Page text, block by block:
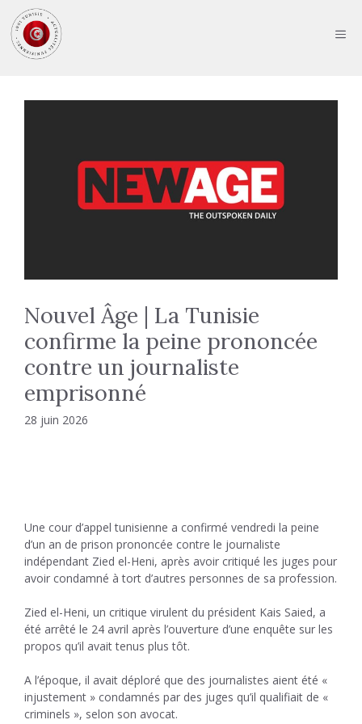
au
contenu
Nouvel Âge | La Tunisie
confirme la peine prononcée
contre un journaliste
emprisonné
28 juin 2026
Une cour d’appel tunisienne a confirmé vendredi la peine
d’un an de prison prononcée contre le journaliste
indépendant Zied el-Heni, après avoir critiqué les juges pour
avoir condamné à tort d’autres personnes de sa profession.
Zied el-Heni, un critique virulent du président Kais Saied, a
été arrêté le 24 avril après l’ouverture d’une enquête sur les
propos qu’il avait tenus plus tôt.
A l’époque, il avait déploré que des journalistes aient été «
injustement » condamnés par des juges qu’il qualifiait de «
criminels », selon son avocat.